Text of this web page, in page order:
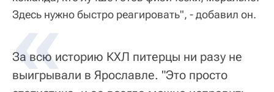
Здесь нужно быстро реагировать", - добавил он.
За всю историю КХЛ питерцы ни разу не
выигрывали в Ярославле. "Это просто